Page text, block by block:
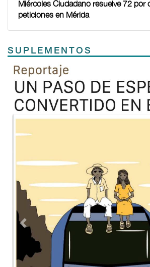
Miércoles Ciudadano resuelve 72 por
peticiones en Mérida
SUPLEMENTOS
Previous